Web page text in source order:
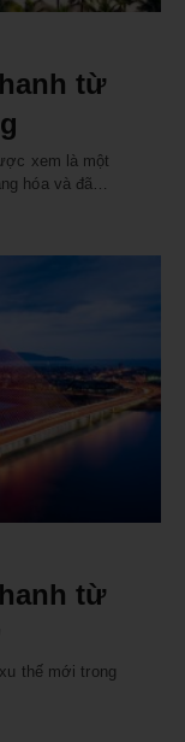
từ
xem là một
hóa và đã…
từ
thế mới trong